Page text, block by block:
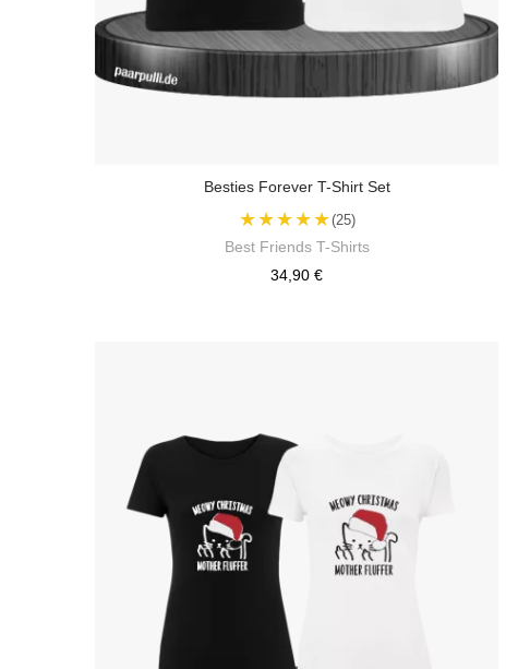
Besties Forever T-Shirt Set
★★★★★(25)
Best Friends T-Shirts
34,90 €